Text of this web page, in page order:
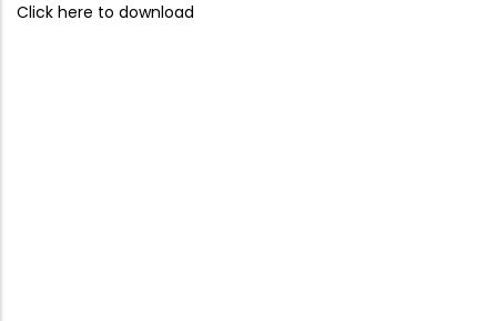
Click here to download